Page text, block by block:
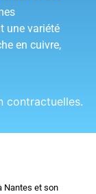
une variété
en cuivre,
contractuelles.
Nantes et son